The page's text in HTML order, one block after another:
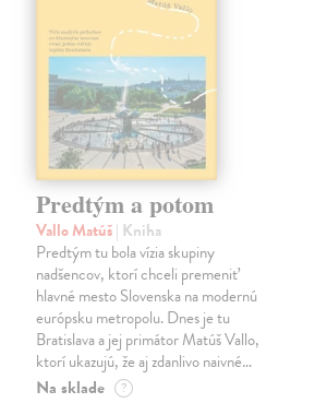
Predtým a potom
Vallo Matúš| Kniha
Predtým tu bola vízia skupiny
nadšencov, ktorí chceli premeniť
hlavné mesto Slovenska na modernú
európsku metropolu. Dnes je tu
Bratislava a jej primátor Matúš Vallo,
ktorí ukazujú, že aj zdanlivo naivné…
Na sklade ?